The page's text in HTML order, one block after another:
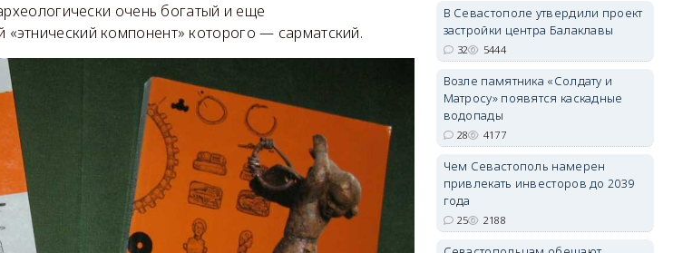
очень богатый и еще
компонент» которого — сарматский.
В Севастополе утвердили проект
застройки центра Балаклавы
32 5444
Возле памятника «Солдату и
Матросу» появятся каскадные
водопады
28 4177
Чем Севастополь намерен
привлекать инвесторов до 2039
года
25 2188